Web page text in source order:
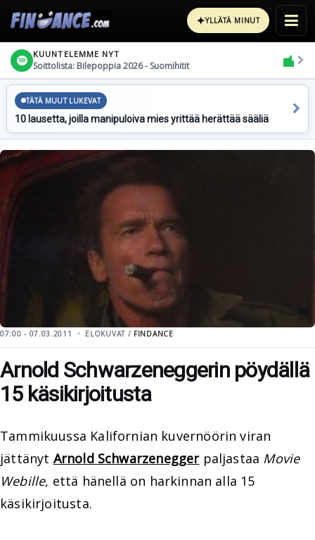
✦YLLÄTÄ MINUT
KUUNTELEMME NYT
Soittolista: Bilepoppia 2026 - Suomihitit
TÄTÄ MUUT LUKEVAT
10 lausetta, joilla manipuloiva mies yrittää herättää sääliä
07:00 - 07.03.2011 ELOKUVAT / FINDANCE
Arnold Schwarzeneggerin pöydällä
15 käsikirjoitusta
Tammikuussa Kalifornian kuvernöörin viran
jättänyt Arnold Schwarzeneggerpaljastaa Movie
Webille, että hänellä on harkinnan alla 15
käsikirjoitusta.